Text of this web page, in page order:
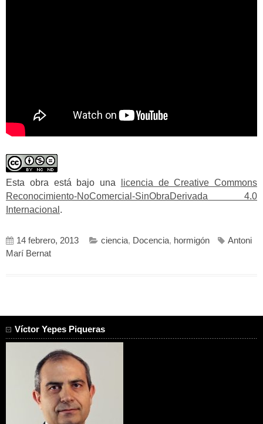
Esta obra está bajo una
licencia de Creative Commons
Reconocimiento-NoComercial-SinObraDerivada 4.0
Internacional .
14 febrero, 2013 ciencia, Docencia, hormigón
Antoni
Marí Bernat
Víctor Yepes Piqueras